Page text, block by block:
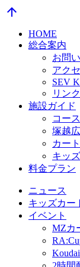
arrow_upward
HOME
総合案内
お問
アク
SEV
リンク
施設ガイド
コー
塚越
カー
キッ
料金プラン
ニュース
キッズカー
イベント
MZカ